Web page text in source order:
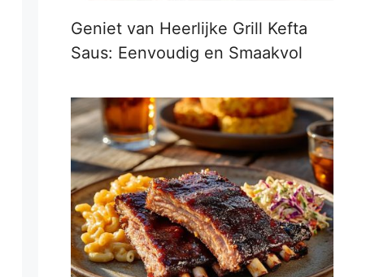
Geniet van Heerlijke Grill Kefta
Saus: Eenvoudig en Smaakvol